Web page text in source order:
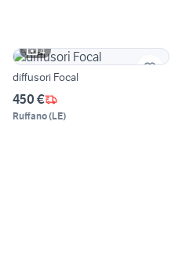
4
diffusori Focal
450 €
Ruffano(LE)